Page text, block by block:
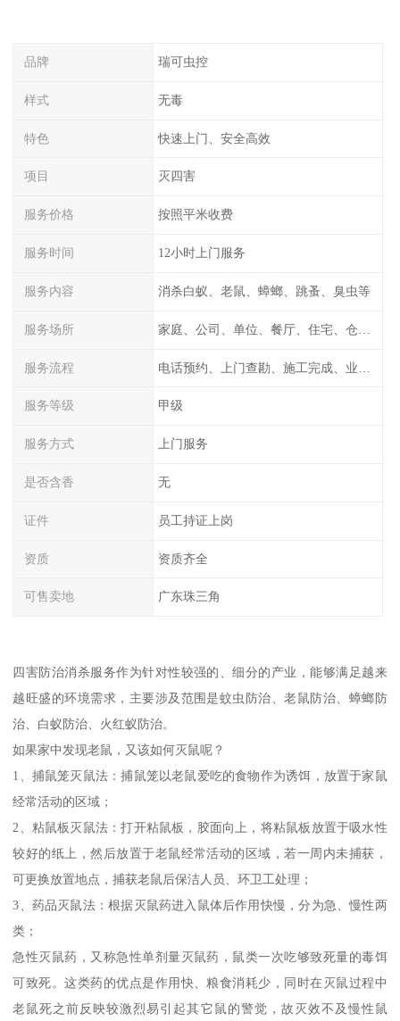
品牌 瑞可虫控
样式 无毒
特色 快速上门、安全高效
项目 灭四害
服务价格 按照平米收费
服务时间 12小时上门服务
服务内容 消杀白蚁、老鼠、蟑螂、跳蚤、臭虫等
服务场所
服务流程
服务等级 甲级
服务方式 上门服务
是否含香 无
证件 员工持证上岗
资质 资质齐全
可售卖地 广东珠三角
四害防治消杀服务作为针对性较强的、细分的产业，能够满足越来
越旺盛的环境需求，主要涉及范围是蚊虫防治、老鼠防治、蟑螂防
治、白蚁防治、火红蚁防治。
如果家中发现老鼠，又该如何灭鼠呢？
1、捕鼠笼灭鼠法：捕鼠笼以老鼠爱吃的食物作为诱饵，放置于家鼠
经常活动的区域；
2、粘鼠板灭鼠法：打开粘鼠板，胶面向上，将粘鼠板放置于吸水性
较好的纸上，然后放置于老鼠经常活动的区域，若一周内未捕获，
可更换放置地点，捕获老鼠后保洁人员、环卫工处理；
3、药品灭鼠法：根据灭鼠药进入鼠体后作用快慢，分为急、慢性两
类；
急性灭鼠药，又称急性单剂量灭鼠药，鼠类一次吃够致死量的毒饵
可致死。这类药的优点是作用快、粮食消耗少，同时在灭鼠过程中
老鼠死之前反映较激烈易引起其它鼠的警觉，故灭效不及慢性鼠